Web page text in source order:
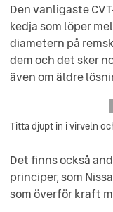
Den vanligaste
kedja som löper
diametern på
dem och det sker
även om äldre
Titta djupt in i virveln
Det finns också
principer, som
som överför kraft